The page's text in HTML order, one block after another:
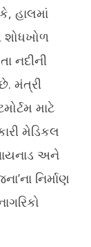
હાલમાં
શોધખોળ
નદીની
મંત્રી
માટે
મેડિકલ
અને
નિર્માણ